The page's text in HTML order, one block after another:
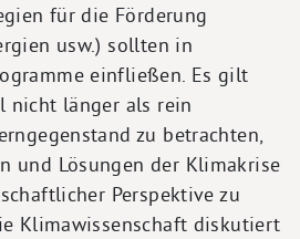
für die Förderung
usw.) sollten in
einfließen. Es gilt
nicht länger als rein
zu betrachten,
und Lösungen der Klimakrise
Perspektive zu
Klimawissenschaft diskutiert